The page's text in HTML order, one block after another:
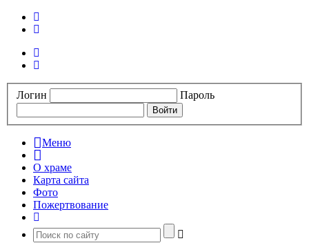
Логин Пароль
Меню
О храме
Карта сайта
Фото
Пожертвование